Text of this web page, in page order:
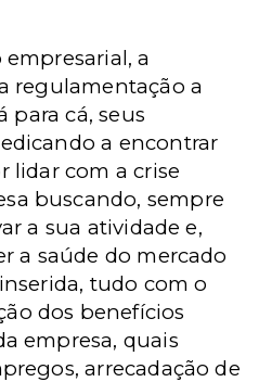
a
regulamentação a
para cá, seus
a encontrar
lidar com a crise
buscando, sempre
a sua atividade e,
a saúde do mercado
tudo com o
dos benefícios
empresa, quais
arrecadação de